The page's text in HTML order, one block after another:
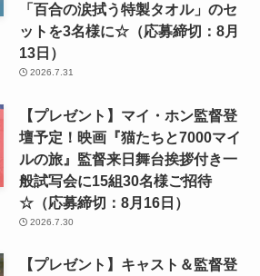
「百合の涙拭う特製タオル」のセ
ットを3名様に☆（応募締切：8月
13日）
2026.7.31
【プレゼント】マイ・ホン監督登
壇予定！映画『猫たちと7000マイ
ルの旅』監督来日舞台挨拶付き一
般試写会に15組30名様ご招待
☆（応募締切：8月16日）
2026.7.30
【プレゼント】キャスト＆監督登